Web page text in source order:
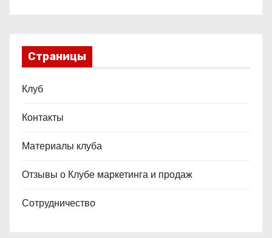
Страницы
Клуб
Контакты
Материалы клуба
Отзывы о Клубе маркетинга и продаж
Сотрудничество